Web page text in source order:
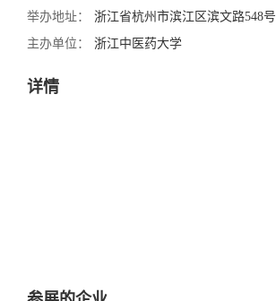
举办地址：
浙江省杭州市滨江区滨文路548号
主办单位：
浙江中医药大学
详情